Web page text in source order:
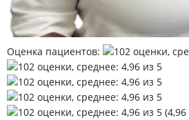
Оценка пациентов:
(4,96